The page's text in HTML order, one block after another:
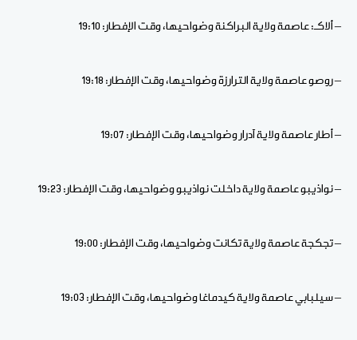
– ألاكـ: عاصمة ولاية البراكنة وضواحيها، وقت الإفطار: 19:10
– روصو عاصمة ولاية الترارزة وضواحيها، وقت الإفطار: 19:18
– أطار عاصمة ولاية آدرار وضواحيها، وقت الإفطار: 19:07
– نواذيبو عاصمة ولاية داخلت نواذيبو وضواحيها، وقت الإفطار: 19:23
– تجكجة عاصمة ولاية تكانت وضواحيها، وقت الإفطار: 19:00
– سيلبابي عاصمة ولاية كيدماغا وضواحيها، وقت الإفطار: 19:03